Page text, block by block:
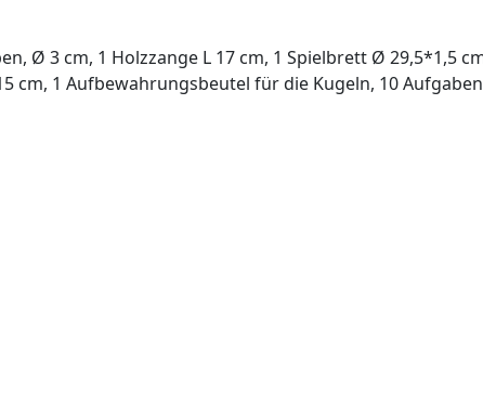
Ø 3 cm, 1 Holzzange L 17 cm, 1 Spielbrett Ø 29,5*1,5
cm, 1 Aufbewahrungsbeutel für die Kugeln, 10